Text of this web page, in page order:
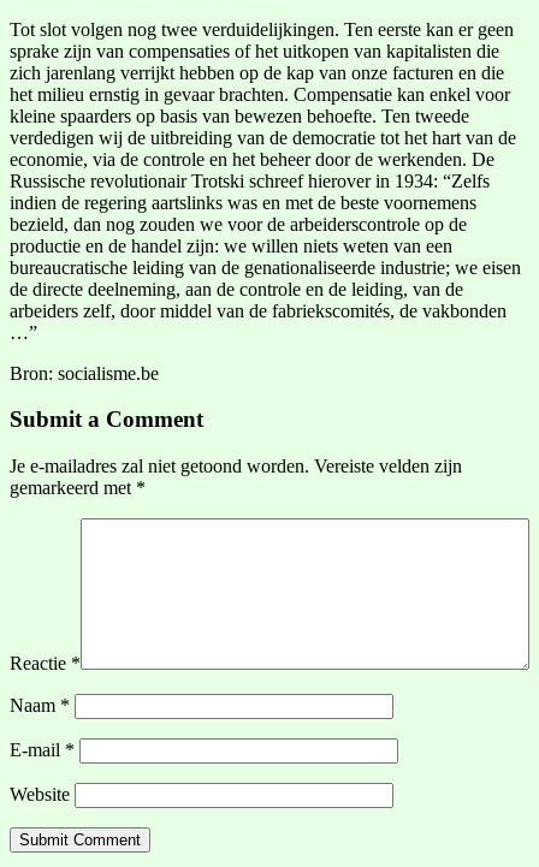
Tot slot volgen nog twee verduidelijkingen. Ten eerste kan er geen
sprake zijn van compensaties of het uitkopen van kapitalisten die
zich jarenlang verrijkt hebben op de kap van onze facturen en die
het milieu ernstig in gevaar brachten. Compensatie kan enkel voor
kleine spaarders op basis van bewezen behoefte. Ten tweede
verdedigen wij de uitbreiding van de democratie tot het hart van de
economie, via de controle en het beheer door de werkenden. De
Russische revolutionair Trotski schreef hierover in 1934: “Zelfs
indien de regering aartslinks was en met de beste voornemens
bezield, dan nog zouden we voor de arbeiderscontrole op de
productie en de handel zijn: we willen niets weten van een
bureaucratische leiding van de genationaliseerde industrie; we eisen
de directe deelneming, aan de controle en de leiding, van de
arbeiders zelf, door middel van de fabriekscomités, de vakbonden
…”
Bron: socialisme.be
Submit a Comment
Je e-mailadres zal niet getoond worden. Vereiste velden zijn
gemarkeerd met *
Reactie *
Naam *
E-mail *
Website